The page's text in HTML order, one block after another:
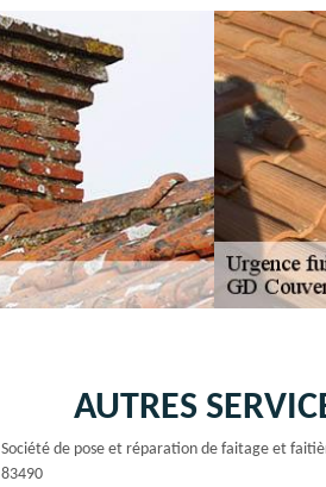
AUTRES
Société de pose et réparation de faitage et
83490